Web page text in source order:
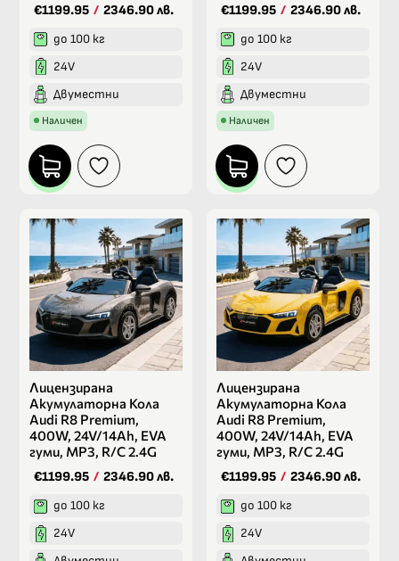
€1199.95 / 2346.90 лв.
до 100 кг
24V
Двуместни
Наличен
€1199.95 / 2346.90 лв.
до 100 кг
24V
Двуместни
Наличен
Лицензирана
Акумулаторна Кола
Audi R8 Premium,
400W, 24V/14Ah, EVA
гуми, MP3, R/C 2.4G
€1199.95 / 2346.90 лв.
до 100 кг
24V
Лицензирана
Акумулаторна Кола
Audi R8 Premium,
400W, 24V/14Ah, EVA
гуми, MP3, R/C 2.4G
€1199.95 / 2346.90 лв.
до 100 кг
24V